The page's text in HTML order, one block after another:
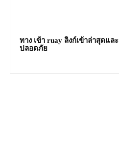
ทาง เข้า ruay ลิงก์เข้าล่าสุดและ
ปลอดภัย